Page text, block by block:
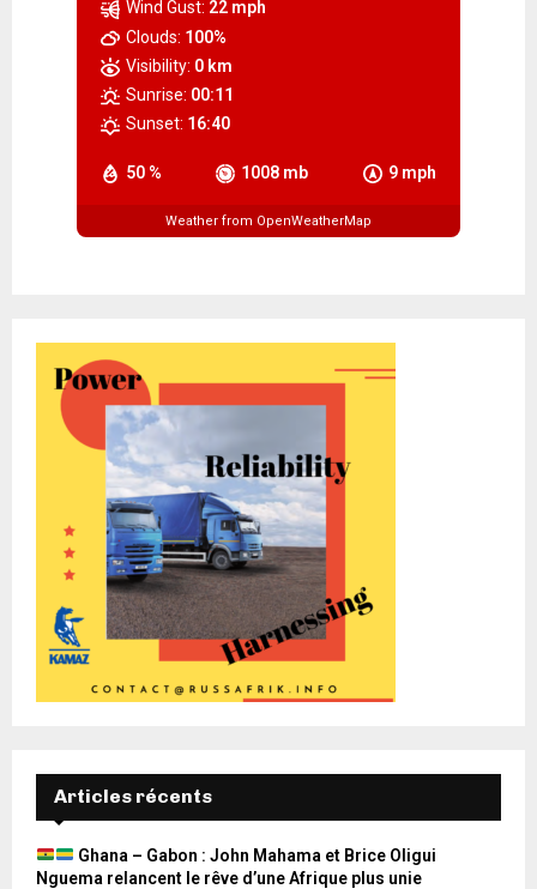
50 % 1008 mb 9 mph
Wind Gust: 22 mph
Clouds: 100%
Visibility: 0 km
Sunrise: 00:11
Sunset: 16:40
Weather from OpenWeatherMap
Articles récents
Ghana – Gabon : John Mahama et Brice Oligui
Nguema relancent le rêve d’une Afrique plus unie